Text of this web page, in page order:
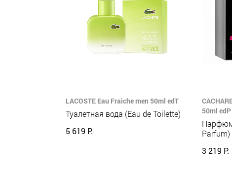
LACOSTE Eau Fraiche men 50ml edT
Туалетная вода (Eau de Toilette)
5 619 Р.
50ml edP
Parfum)
3 219 Р.